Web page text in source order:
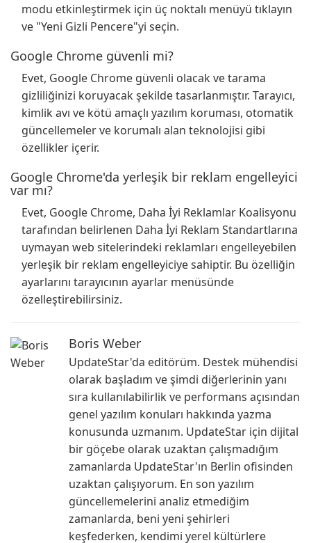
modu etkinleştirmek için üç noktalı menüyü tıklayın
ve "Yeni Gizli Pencere"yi seçin.
Google Chrome güvenli mi?
Evet, Google Chrome güvenli olacak ve tarama
gizliliğinizi koruyacak şekilde tasarlanmıştır. Tarayıcı,
kimlik avı ve kötü amaçlı yazılım koruması, otomatik
güncellemeler ve korumalı alan teknolojisi gibi
özellikler içerir.
Google Chrome'da yerleşik bir reklam engelleyici
var mı?
Evet, Google Chrome, Daha İyi Reklamlar Koalisyonu
tarafından belirlenen Daha İyi Reklam Standartlarına
uymayan web sitelerindeki reklamları engelleyebilen
yerleşik bir reklam engelleyiciye sahiptir. Bu özelliğin
ayarlarını tarayıcının ayarlar menüsünde
özelleştirebilirsiniz.
Boris Weber
UpdateStar'da editörüm. Destek mühendisi
olarak başladım ve şimdi diğerlerinin yanı
sıra kullanılabilirlik ve performans açısından
genel yazılım konuları hakkında yazma
konusunda uzmanım. UpdateStar için dijital
bir göçebe olarak uzaktan çalışmadığım
zamanlarda UpdateStar'ın Berlin ofisinden
uzaktan çalışıyorum. En son yazılım
güncellemelerini analiz etmediğim
zamanlarda, beni yeni şehirleri
keşfederken, kendimi yerel kültürlere